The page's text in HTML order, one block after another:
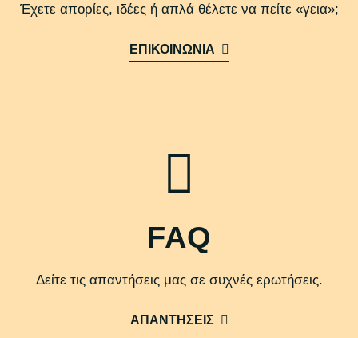
Έχετε απορίες, ιδέες ή απλά θέλετε να πείτε «γεια»;
ΕΠΙΚΟΙΝΩΝΙΑ
FAQ
Δείτε τις απαντήσεις μας σε συχνές ερωτήσεις.
ΑΠΑΝΤΗΣΕΙΣ